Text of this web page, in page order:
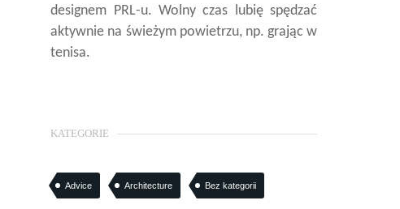
designem PRL-u. Wolny czas lubię spędzać
aktywnie na świeżym powietrzu, np. grając w
tenisa.
KATEGORIE
Advice Architecture Bez kategorii